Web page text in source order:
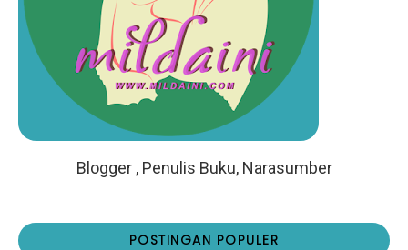
Blogger , Penulis Buku, Narasumber
POSTINGAN POPULER